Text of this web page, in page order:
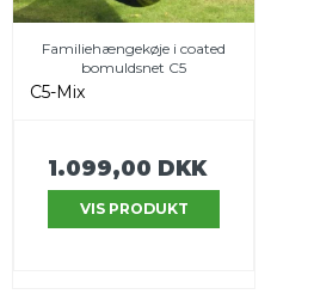
Familiehængekøje i coated
bomuldsnet C5
C5-Mix
1.099,00 DKK
VIS PRODUKT